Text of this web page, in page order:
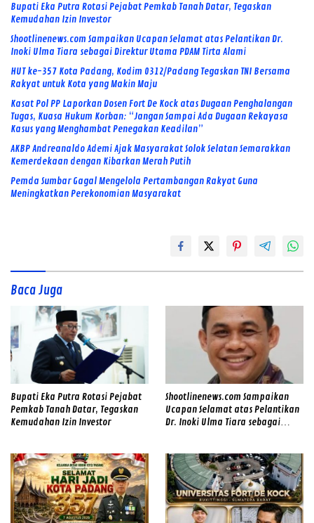
Bupati Eka Putra Rotasi Pejabat Pemkab Tanah Datar, Tegaskan
Kemudahan Izin Investor
Shootlinenews.com Sampaikan Ucapan Selamat atas Pelantikan Dr.
Inoki Ulma Tiara sebagai Direktur Utama PDAM Tirta Alami
HUT ke-357 Kota Padang, Kodim 0312/Padang Tegaskan TNI Bersama
Rakyat untuk Kota yang Makin Maju
Kasat Pol PP Laporkan Dosen Fort De Kock atas Dugaan Penghalangan
Tugas, Kuasa Hukum Korban: “Jangan Sampai Ada Dugaan Rekayasa
Kasus yang Menghambat Penegakan Keadilan”
AKBP Andreanaldo Ademi Ajak Masyarakat Solok Selatan Semarakkan
Kemerdekaan dengan Kibarkan Merah Putih
Pemda Sumbar Gagal Mengelola Pertambangan Rakyat Guna
Meningkatkan Perekonomian Masyarakat
Baca Juga
Bupati Eka Putra Rotasi Pejabat
Pemkab Tanah Datar, Tegaskan
Kemudahan Izin Investor
Shootlinenews.com Sampaikan
Ucapan Selamat atas Pelantikan
Dr. Inoki Ulma Tiara sebagai